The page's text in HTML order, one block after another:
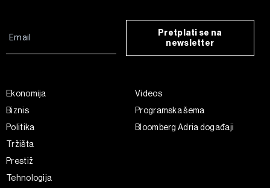
Pretplati se na
newsletter
Ekonomija
Biznis
Politika
Tržišta
Prestiž
Tehnologija
Videos
Programska šema
Bloomberg Adria događaji